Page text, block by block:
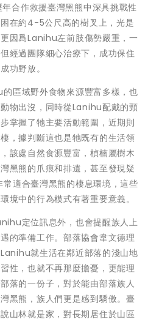
合作救援臺灣黑熊中深具挑戰性
在約4-5公尺高的樹叉上，光是
因爲Lanihu左前肢傷勢嚴重，一
經過團隊細心治療下，成功保住
功野放。
區域野外食物來源豐富多樣，也
物出沒，同時從Lanihu配戴的頸
掌握了牠主要活動範圍，近期則
，據判斷這也是牠既有的生活領
該處自然食源豐富，楨楠屬樹木
黑熊的爪痕和排遺，甚至發現疑
適合臺灣黑熊的棲息環境，這些
境中的行為模式有著重要意義。
定位訊息外，也會提醒族人上
的準備工作。部落協會韋文德理
就生活在鄰近部落的淺山地
性，也就不再那麼擔憂，更能理
落的一份子，對於能由部落族人
黑熊，族人們更是感到驕傲。臺
山林就是家，對長期居住於山區